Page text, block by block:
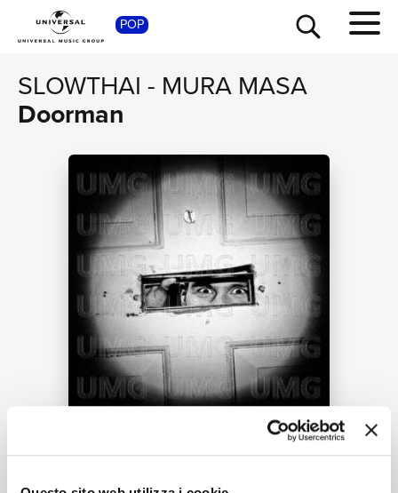
POP
SLOWTHAI - MURA MASA
Doorman
SHOP
TOUR NEWS
RICERCA